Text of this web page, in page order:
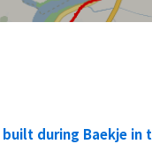
during Baekje in